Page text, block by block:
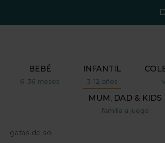
BEBÉ
6-36 meses
INFANTIL
3-12 años
MUM, DAD & KIDS
familia a juego
gafas de sol